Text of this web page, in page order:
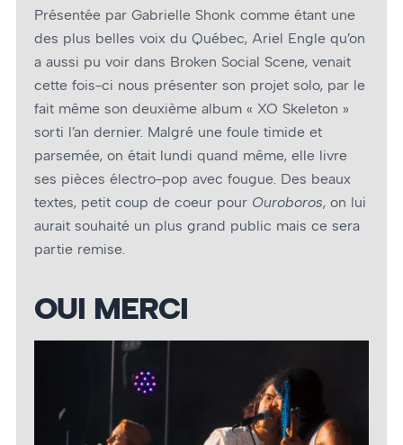
Présentée par Gabrielle Shonk comme étant une
des plus belles voix du Québec, Ariel Engle qu’on
a aussi pu voir dans Broken Social Scene, venait
cette fois-ci nous présenter son projet solo, par le
fait même son deuxième album « XO Skeleton »
sorti l’an dernier. Malgré une foule timide et
parsemée, on était lundi quand même, elle livre
ses pièces électro-pop avec fougue. Des beaux
textes, petit coup de coeur pour Ouroboros, on lui
aurait souhaité un plus grand public mais ce sera
partie remise.
OUI MERCI